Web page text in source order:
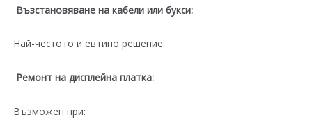
Възстановяване на кабели или букси:
Най-честото и евтино решение.
Ремонт на дисплейна платка:
Възможен при: